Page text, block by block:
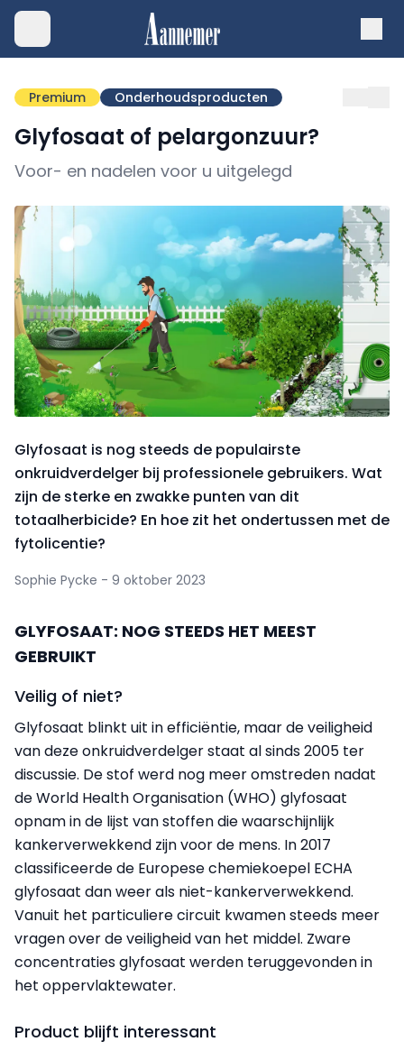
Premium Onderhoudsproducten
Glyfosaat of pelargonzuur?
Voor- en nadelen voor u uitgelegd
Glyfosaat is nog steeds de populairste
onkruidverdelger bij professionele gebruikers. Wat
zijn de sterke en zwakke punten van dit
totaalherbicide? En hoe zit het ondertussen met de
fytolicentie?
Sophie Pycke - 9 oktober 2023
GLYFOSAAT: NOG STEEDS HET MEEST
GEBRUIKT
Veilig of niet?
Glyfosaat blinkt uit in efficiëntie, maar de veiligheid
van deze onkruidverdelger staat al sinds 2005 ter
discussie. De stof werd nog meer omstreden nadat
de World Health Organisation (WHO) glyfosaat
opnam in de lijst van stoffen die waarschijnlijk
kankerverwekkend zijn voor de mens. In 2017
classificeerde de Europese chemiekoepel ECHA
glyfosaat dan weer als niet-kankerverwekkend.
Vanuit het particuliere circuit kwamen steeds meer
vragen over de veiligheid van het middel. Zware
concentraties glyfosaat werden teruggevonden in
het oppervlaktewater.
Product blijft interessant